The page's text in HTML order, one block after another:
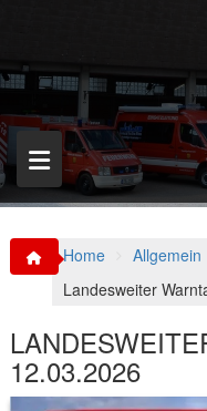
p
o
c
o
n
t
Home
Allgemein
Landesweiter
12.03.2026